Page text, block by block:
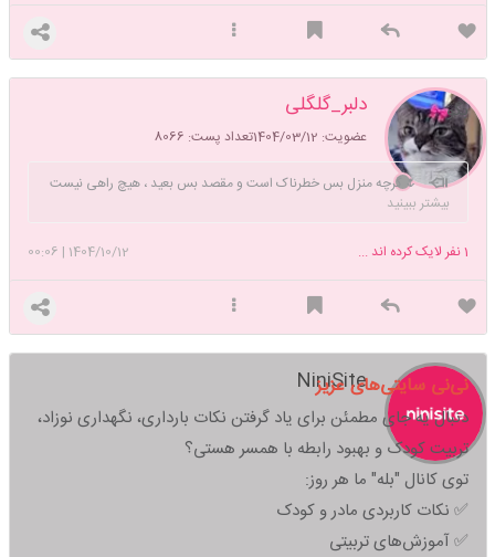
دلبر_گلگلی
عضویت: 1404/03/12 تعداد پست: 8066
بگو
🌷 گرچه منزل بس خطرناک است و مقصد بس بعید ، هیچ راهی نیست
کان را نیست پایان غم مخور 🌷
بیشتر ببینید
1404/10/12
|
00:06 1نفر لایک کرده اند ...
NiniSite
نی‌نی سایتی‌های عزیز
دنبال یه جای مطمئن برای یاد گرفتن نکات بارداری، نگهداری نوزاد،
تربیت کودک و بهبود رابطه با همسر هستی؟
توی کانال "بله" ما هر روز:
✅ نکات کاربردی مادر و کودک
✅ آموزش‌های تربیتی